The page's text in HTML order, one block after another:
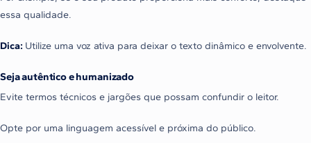
essa qualidade.
Dica: Utilize uma voz ativa para deixar o texto dinâmico e envolvente.
Seja autêntico e humanizado
Evite termos técnicos e jargões que possam confundir o leitor.
Opte por uma linguagem acessível e próxima do público.